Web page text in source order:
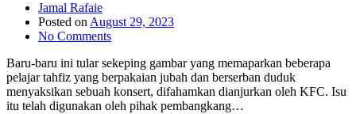
Jamal Rafaie
Posted on August 29, 2023
No Comments
Baru-baru ini tular sekeping gambar yang memaparkan beberapa
pelajar tahfiz yang berpakaian jubah dan berserban duduk
menyaksikan sebuah konsert, difahamkan dianjurkan oleh KFC. Isu
itu telah digunakan oleh pihak pembangkang…